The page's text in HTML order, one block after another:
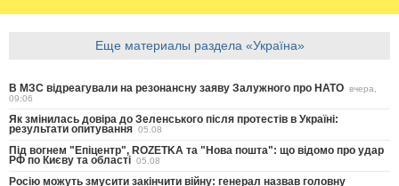
Еще материалы раздела «Україна»
В МЗС відреагували на резонансну заяву Залужного про НАТО вчера,
09:06
Як змінилась довіра до Зеленського після протестів в Україні:
результати опитування 05.08
Під вогнем "Епіцентр", ROZETKA та "Нова пошта": що відомо про удар
РФ по Києву та області 05.08
Росію можуть змусити закінчити війну: генерал назвав головну